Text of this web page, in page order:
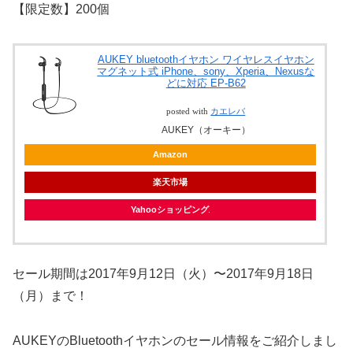
【限定数】200個
AUKEY bluetoothイヤホン ワイヤレスイヤホン
マグネット式 iPhone、sony、Xperia、Nexusな
どに対応 EP-B62
posted with カエレバ
AUKEY（オーキー）
Amazon
楽天市場
Yahooショッピング
セール期間は2017年9月12日（火）〜2017年9月18日
（月）まで！
AUKEYのBluetoothイヤホンのセール情報をご紹介しまし